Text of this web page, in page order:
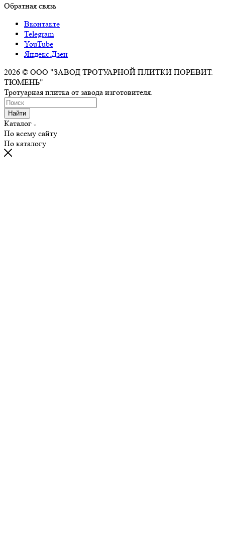
Обратная связь
Вконтакте
Telegram
YouTube
Яндекс.Дзен
2026 © ООО "ЗАВОД ТРОТУАРНОЙ ПЛИТКИ ПОРЕВИТ.
ТЮМЕНЬ"
Тротуарная плитка от завода изготовителя.
Найти
Каталог
По всему сайту
По каталогу